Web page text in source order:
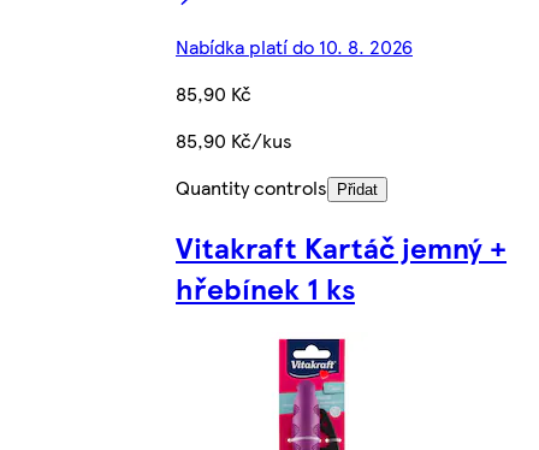
Nabídka platí do 10. 8. 2026
85,90 Kč
85,90 Kč/kus
Quantity controls
Přidat
Vitakraft Kartáč jemný +
hřebínek 1 ks